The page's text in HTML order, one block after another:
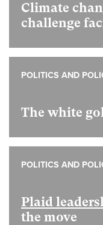
Climate
challenge
The white
POLITICS AND
Plaid
the move
POLITICS AND